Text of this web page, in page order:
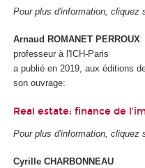
Pour plus d'information, cliquez
Arnaud ROMANET PERROUX
professeur à l'ICH-Paris
a publié en 2019, aux éditions
son ouvrage:
Real estate: finance de
Pour plus d'information, cliquez
Cyrille CHARBONNEAU